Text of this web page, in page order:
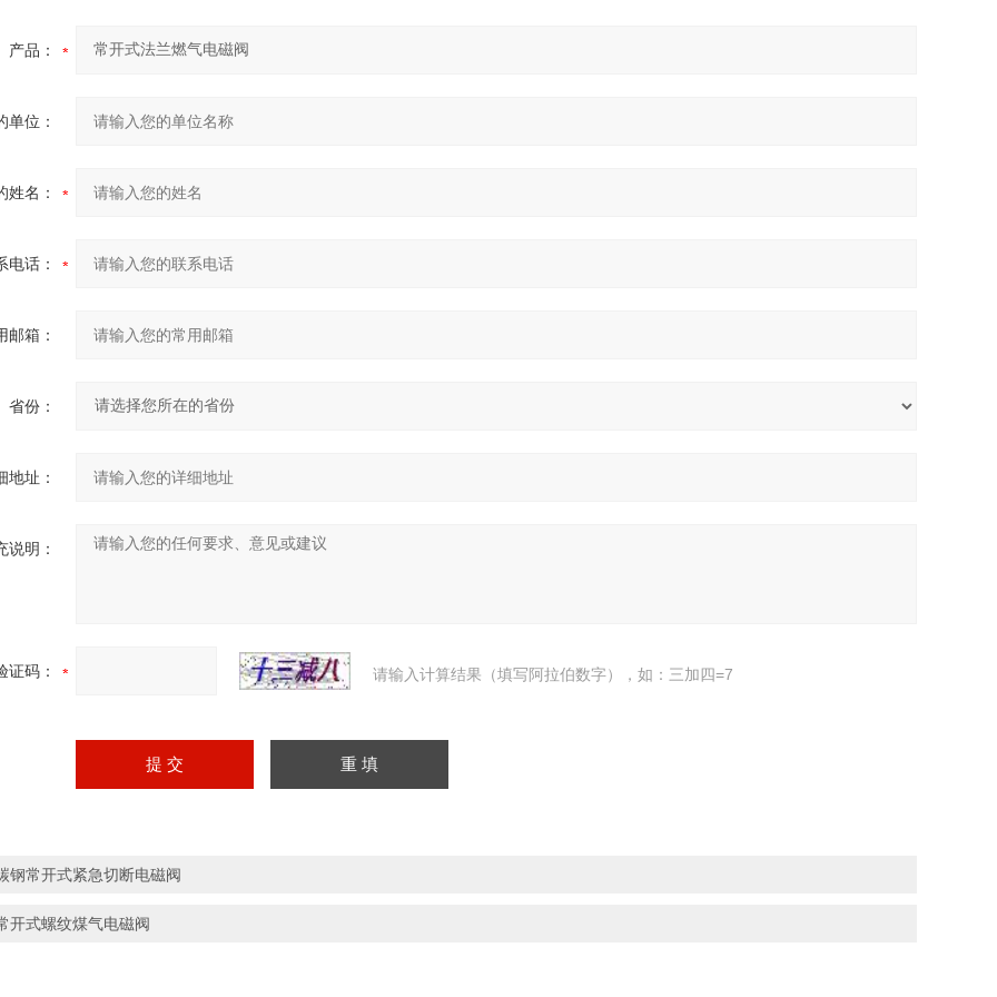
产品：
单位：
姓名：
电话：
邮箱：
省份：
地址：
说明：
证码： 请输入计算结果（填写阿拉伯数字），如：三加四=7
钢常开式紧急切断电磁阀
开式螺纹煤气电磁阀